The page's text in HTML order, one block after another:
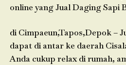
online yang Jual Daging Sapi
di Cimpaeun,Tapos,Depok –
dapat di antar ke daerah
Anda cukup relax di rumah,